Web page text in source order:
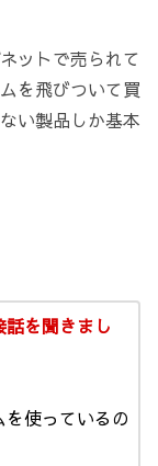
ットで売られて
を飛びついて買
い製品しか基本
を聞きまし
を使っているの